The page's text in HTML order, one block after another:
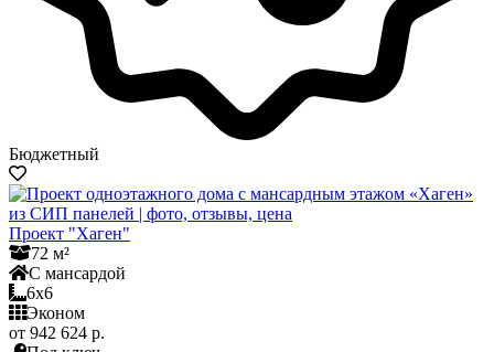
Бюджетный
Проект "Хаген"
72 м²
С мансардой
6x6
Эконом
от 942 624 р.